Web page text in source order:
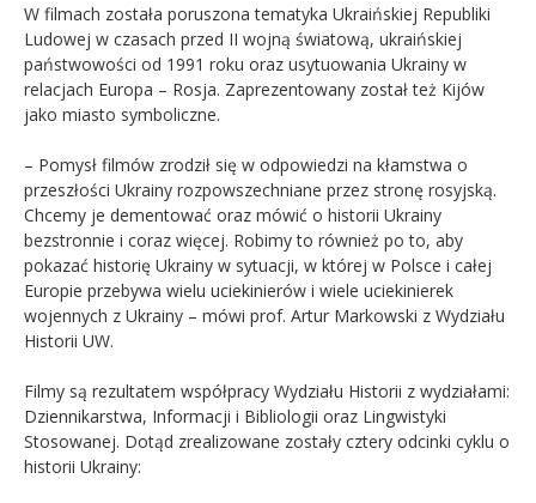
W filmach została poruszona tematyka Ukraińskiej Republiki
Ludowej w czasach przed II wojną światową, ukraińskiej
państwowości od 1991 roku oraz usytuowania Ukrainy w
relacjach Europa – Rosja. Zaprezentowany został też Kijów
jako miasto symboliczne.
– Pomysł filmów zrodził się w odpowiedzi na kłamstwa o
przeszłości Ukrainy rozpowszechniane przez stronę rosyjską.
Chcemy je dementować oraz mówić o historii Ukrainy
bezstronnie i coraz więcej. Robimy to również po to, aby
pokazać historię Ukrainy w sytuacji, w której w Polsce i całej
Europie przebywa wielu uciekinierów i wiele uciekinierek
wojennych z Ukrainy – mówi prof. Artur Markowski z Wydziału
Historii UW.
Filmy są rezultatem współpracy Wydziału Historii z wydziałami:
Dziennikarstwa, Informacji i Bibliologii oraz Lingwistyki
Stosowanej. Dotąd zrealizowane zostały cztery odcinki cyklu o
historii Ukrainy: